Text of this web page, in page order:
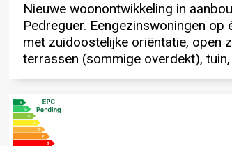
Nieuwe woonontwikkeling in
Pedreguer. Eengezinswoningen op
met zuidoostelijke oriëntatie, open
terrassen (sommige overdekt),
voor 2 auto‘s met een verbindende
slaapkamers, 2 badkamers (1
woonkamer, eethoek,
privézwembad.Fase 1 wordt voltooid
Fase 2 in 2027. Twee van de 10
verkocht, waardoor er 8